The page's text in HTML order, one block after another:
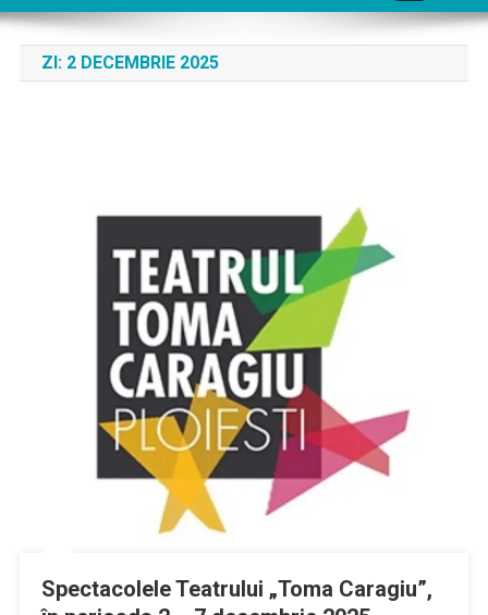
ZI: 2 DECEMBRIE 2025
Spectacolele Teatrului „Toma Caragiu”,